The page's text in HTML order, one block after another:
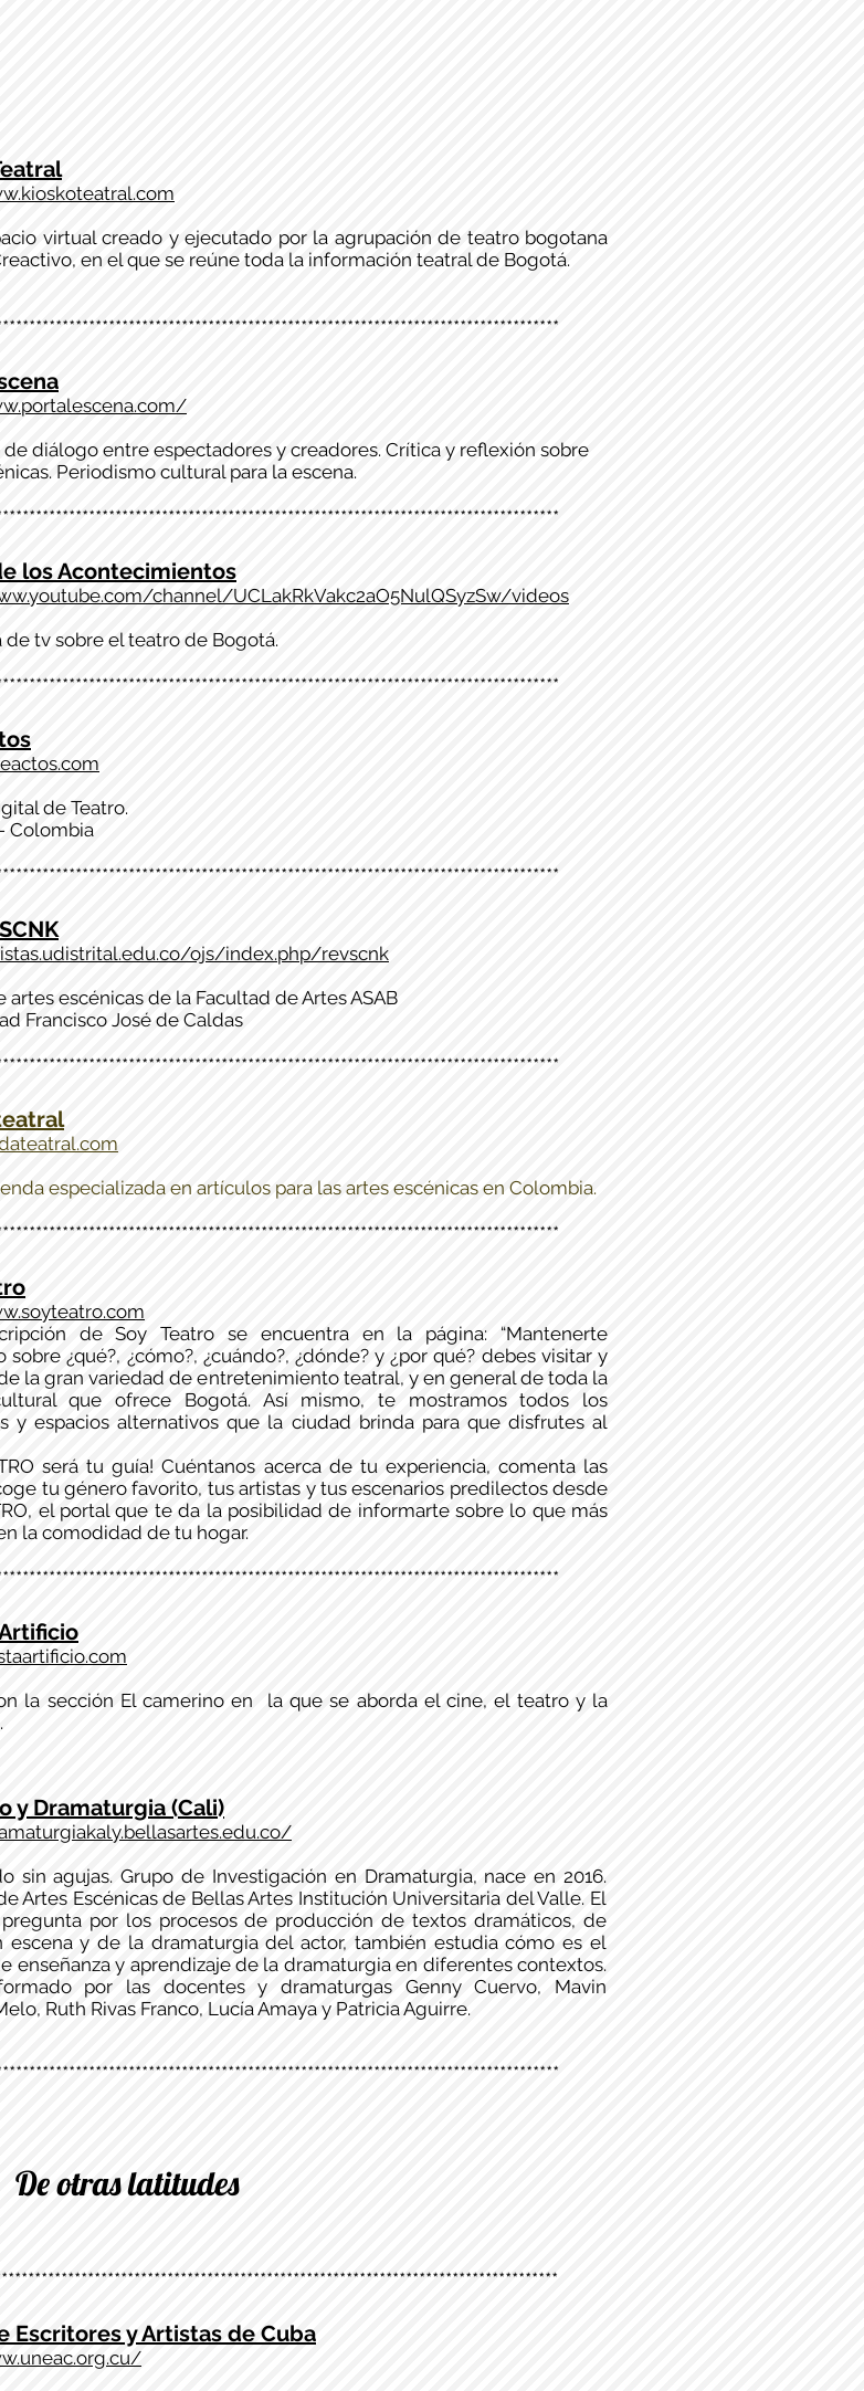
virtual creado y ejecutado por la agrupación de teatro bogotana
en el que se reúne toda la información teatral de Bogotá.
de diálogo entre espectadores y creadores. Crítica y reflexión sobre
Periodismo cultural para la escena.
los Acontecimientos
channel/UCLakRkVakc2aO5NulQSyzSw/videos
de tv sobre el teatro de Bogotá.
de Teatro.
Colombia
ojs/index.php/revscnk
artes escénicas de la Facultad de Artes ASAB
Francisco José de Caldas
especializada en artículos para las artes escénicas en Colombia.
de Soy Teatro se encuentra en la página: “Mantenerte
sobre ¿qué?, ¿cómo?, ¿cuándo?, ¿dónde? y ¿por qué? debes visitar y
la gran variedad de entretenimiento teatral, y en general de toda la
que ofrece Bogotá. Así mismo, te mostramos todos los
y espacios alternativos que la ciudad brinda para que disfrutes al
será tu guía! Cuéntanos acerca de tu experiencia, comenta las
tu género favorito, tus artistas y tus escenarios predilectos desde
el portal que te da la posibilidad de informarte sobre lo que más
la comodidad de tu hogar.
la sección El camerino en la que se aborda el cine, el teatro y la
y Dramaturgia (Cali)
sin agujas. Grupo de Investigación en Dramaturgia, nace en 2016.
Artes Escénicas de Bellas Artes Institución Universitaria del Valle. El
por los procesos de producción de textos dramáticos, de
escena y de la dramaturgia del actor, también estudia cómo es el
enseñanza y aprendizaje de la dramaturgia en diferentes contextos.
por las docentes y dramaturgas Genny Cuervo, Mavin
Ruth Rivas Franco, Lucía Amaya y Patricia Aguirre.
De otras latitudes
Escritores y Artistas de Cuba